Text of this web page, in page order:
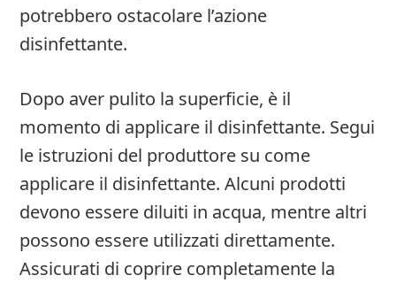
potrebbero ostacolare l’azione
disinfettante.
Dopo aver pulito la superficie, è il
momento di applicare il disinfettante. Segui
le istruzioni del produttore su come
applicare il disinfettante. Alcuni prodotti
devono essere diluiti in acqua, mentre altri
possono essere utilizzati direttamente.
Assicurati di coprire completamente la